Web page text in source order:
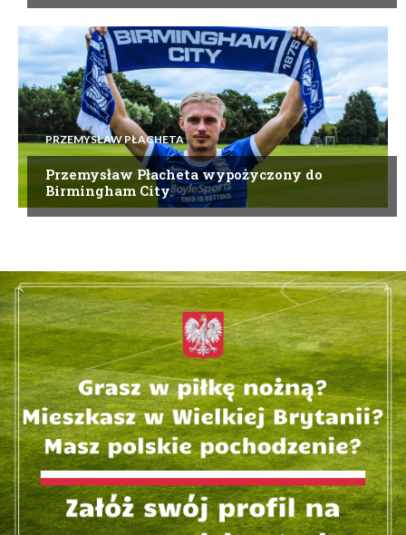
PRZEMYSŁAW PŁACHETA
Przemysław Płacheta wypożyczony do
Birmingham City